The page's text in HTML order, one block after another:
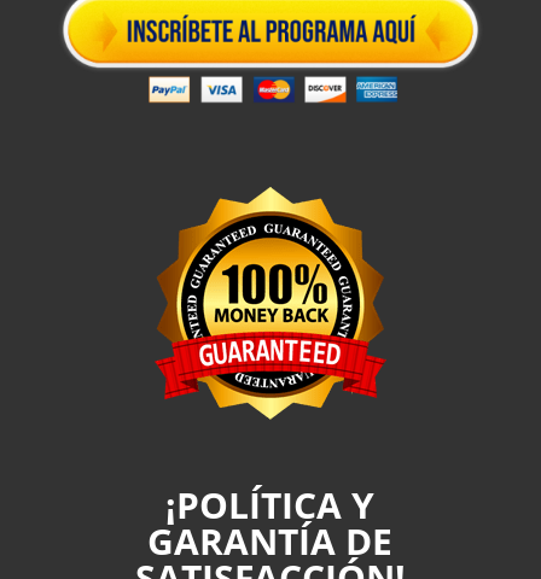
¡POLÍTICA Y
GARANTÍA DE